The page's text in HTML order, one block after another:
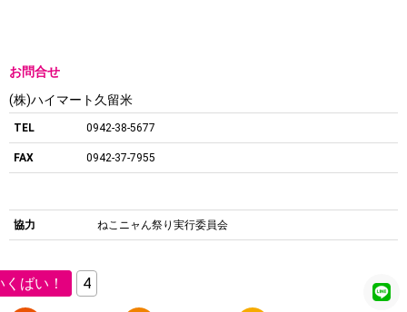
お問合せ
(株)ハイマート久留米
TEL 0942-38-5677
FAX 0942-37-7955
協力 ねこニャん祭り実行委員会
くばい！ 4